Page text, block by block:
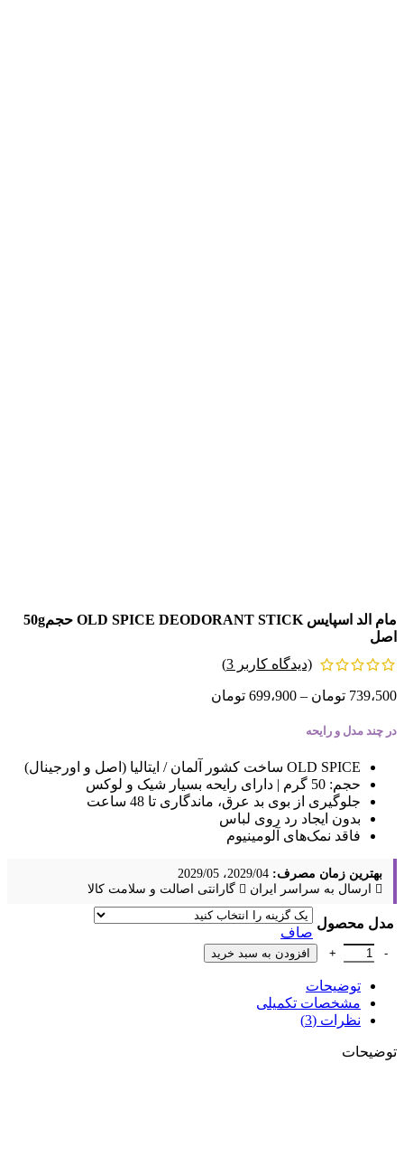
مام الد اسپایس OLD SPICE DEODORANT STICK حجم50g
اصل
(دیدگاه کاربر 3
)
739،500 تومان – 699،900 تومان
در چند مدل و رایحه
OLD SPICE ساخت کشور آلمان / ایتالیا (اصل و اورجینال)
حجم: 50 گرم | دارای رایحه بسیار شیک و لوکس
جلوگیری از بوی بد عرق، ماندگاری تا 48 ساعت
بدون ایجاد رد روی لباس
فاقد نمک‌های آلومینیوم
بهترین زمان مصرف:
ارسال به سراسر ایران
گارانتی اصالت و سلامت کالا
مدل محصول
صاف
افزودن به سبد خرید
توضیحات
مشخصات تکمیلی
نظرات (3)
توضیحات